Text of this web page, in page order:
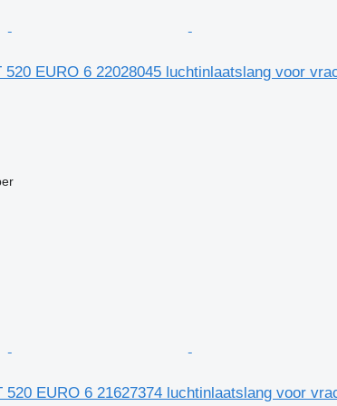
520 EURO 6 22028045 luchtinlaatslang voor
520 EURO 6 21627374 luchtinlaatslang voor